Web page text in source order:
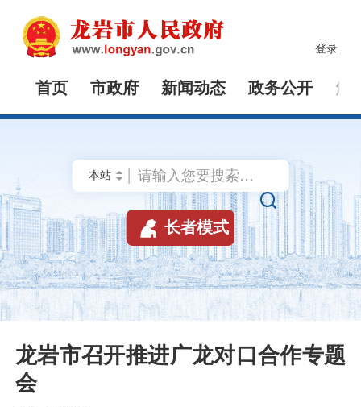
登录
首页 市政府 新闻动态 政务公开 解

 长者模式
龙岩市召开推进广龙对口合作专题
会